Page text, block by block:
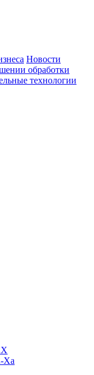
Новости
обработки
технологии
Xa